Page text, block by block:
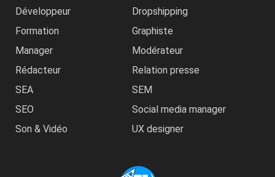
Développeur
Dropshipping
Formation
Graphiste
Manager
Modérateur
Rédacteur
Relation presse
SEA
SEM
SEO
Social media manager
Son & Vidéo
UX designer